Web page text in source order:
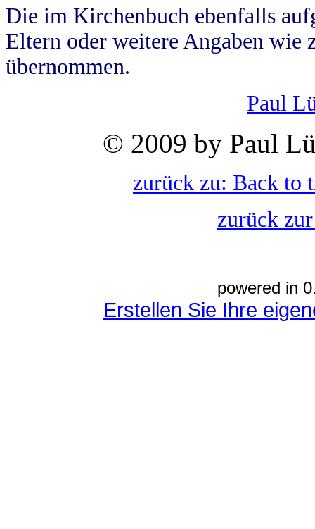
Die im Kirchenbuch ebenfalls
Eltern oder weitere Angaben wie
übernommen.
Paul
© 2009 by Paul
zurück zu: Back to
zurück
powered in
Erstellen Sie Ihre